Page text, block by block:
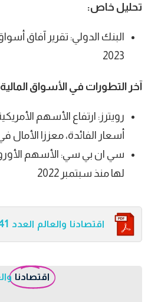
تحليل خاص:
البنك الدولي: تقرير آفاق
2023
آخر التطورات في الأسواق
رويترز: ارتفاع الأسهم
أسعار الفائدة، معززا الأمال
سي ان بي سي: الأسهم
لها منذ سبتمبر 2022
اقتصادنا والعالم العدد 341
اقتصادنا